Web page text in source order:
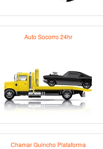
Auto Socorro 24hr
Chamar Guincho Plataforma